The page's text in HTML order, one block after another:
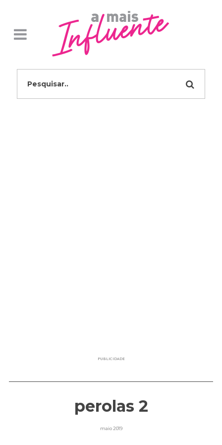
PUBLICIDADE
perolas 2
maio 2019